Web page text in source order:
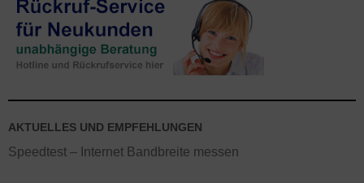
AKTUELLES UND EMPFEHLUNGEN
Speedtest – Internet Bandbreite messen